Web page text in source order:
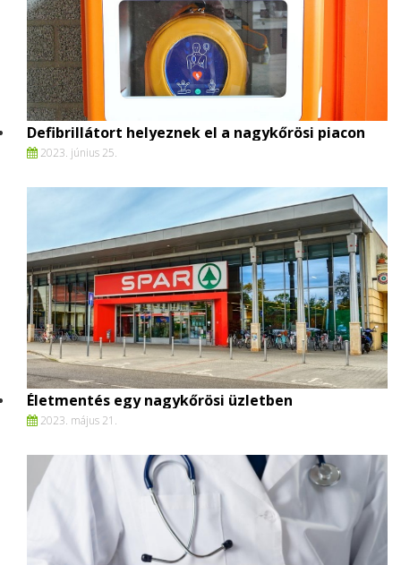
Defibrillátort helyeznek el a nagykőrösi piacon
2023. június 25.
Életmentés egy nagykőrösi üzletben
2023. május 21.